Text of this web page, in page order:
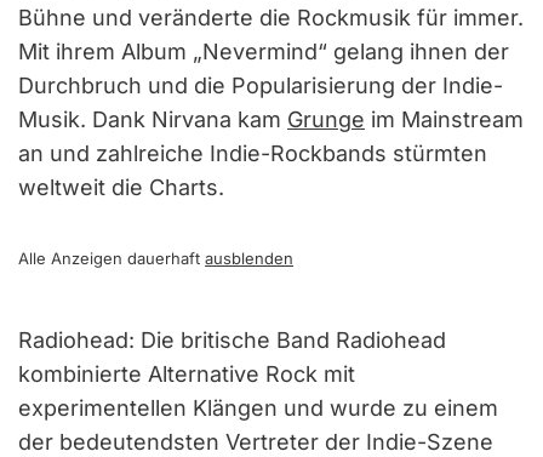
Bühne und veränderte die Rockmusik für immer.
Mit ihrem Album „Nevermind“ gelang ihnen der
Durchbruch und die Popularisierung der Indie-
Musik. Dank Nirvana kam Grunge im Mainstream
an und zahlreiche Indie-Rockbands stürmten
weltweit die Charts.
Alle Anzeigen dauerhaft ausblenden
Radiohead: Die britische Band Radiohead
kombinierte Alternative Rock mit
experimentellen Klängen und wurde zu einem
der bedeutendsten Vertreter der Indie-Szene